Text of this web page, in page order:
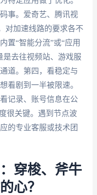
事。爱奇艺、腾讯视
对加速线路的要求各不
置“智能分流”或“应用
是去往视频站、游戏服
道。第四，看稳定与
看剧到一半被限速。
记录、账号信息在公
很关键。遇到节点波
的专业客服或技术团
穿梭、斧牛
心？